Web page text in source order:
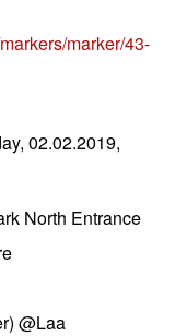
marker/43-
02.02.2019,
North Entrance
@Laa